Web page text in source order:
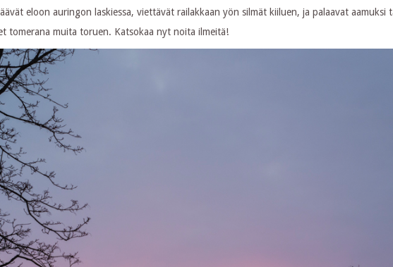
eloon auringon laskiessa, viettävät railakkaan yön silmät kiiluen, ja palaavat aamuksi
tomerana muita toruen. Katsokaa nyt noita ilmeitä!